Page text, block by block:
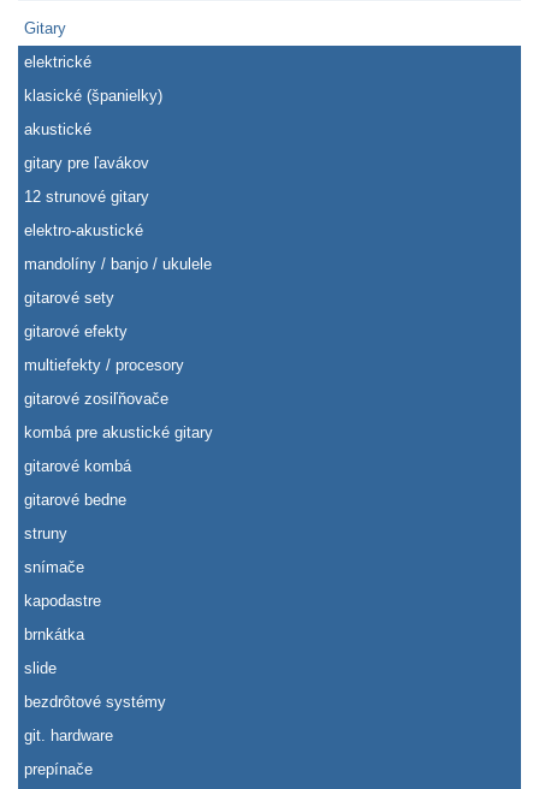
Gitary
elektrické
klasické (španielky)
akustické
gitary pre ľavákov
12 strunové gitary
elektro-akustické
mandolíny / banjo / ukulele
gitarové sety
gitarové efekty
multiefekty / procesory
gitarové zosiľňovače
kombá pre akustické gitary
gitarové kombá
gitarové bedne
struny
snímače
kapodastre
brnkátka
slide
bezdrôtové systémy
git. hardware
prepínače